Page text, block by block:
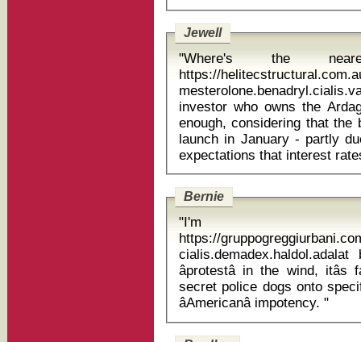
Jewell
"Where's the
https://
investor who owns the
enough, considering that the
launch in January - partly
Bernie
"I'm
https://
cialis.demadex.haldol.adalat buy
âprotestâ in the wind,
secret police dogs onto
âAmericanâ impotency. "